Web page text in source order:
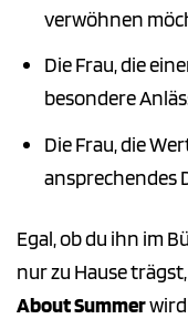
verwöhnen
Die Frau, die
besondere
Die Frau, die
ansprechendes
Egal, ob du ihn im
nur zu Hause trägst,
About Summer